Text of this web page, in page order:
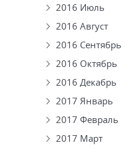
2016 Июль
2016 Август
2016 Сентябрь
2016 Октябрь
2016 Декабрь
2017 Январь
2017 Февраль
2017 Март